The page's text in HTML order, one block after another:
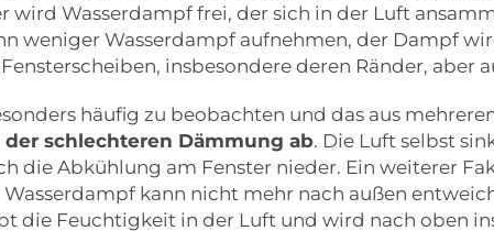
Wasserdampf frei, der sich in der Luft
weniger Wasserdampf aufnehmen, der Dampf
insbesondere deren Ränder, aber
häufig zu beobachten und das aus
schlechteren Dämmung ab. Die Luft selbst
die Abkühlung am Fenster nieder. Ein weiterer
kann nicht mehr nach außen
die Feuchtigkeit in der Luft und wird nach oben